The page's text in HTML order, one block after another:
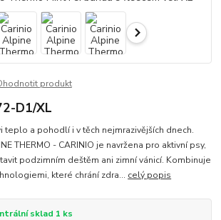
produkt
D1/XL
a pohodlí i v těch nejmrazivějších dnech.
THERMO - CARINIO je navržena pro aktivní psy,
podzimním deštěm ani zimní vánicí. Kombinuje
které chrání zdra... celý popis
sklad 1 ks